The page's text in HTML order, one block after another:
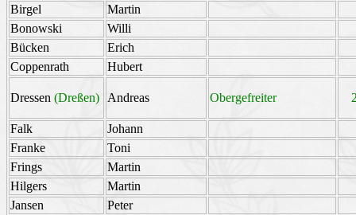
Birgel
Martin
Bonowski
Willi
Bücken
Erich
Coppenrath
Hubert
Dressen (Dreßen) Andreas Obergefreiter
Falk
Johann
Franke
Toni
Frings
Martin
Hilgers
Martin
Jansen
Peter